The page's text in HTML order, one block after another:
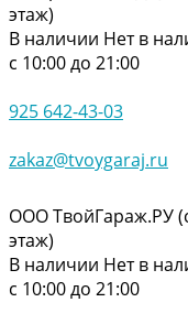
этаж)
В наличии Нет в
с 10:00 до 21:00
925 642-43-03
zakaz@tvoygaraj.ru
ООО ТвойГараж.РУ
этаж)
В наличии Нет в
с 10:00 до 21:00